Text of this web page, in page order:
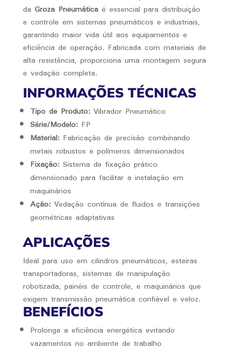
da Groza Pneumáticaé essencial para distribuição
e controle em sistemas pneumáticos e industriais,
garantindo maior vida útil aos equipamentos e
eficiência de operação. Fabricada com materiais de
alta resistência, proporciona uma montagem segura
e vedação completa.
INFORMAÇÕES TÉCNICAS
Tipo de Produto:Vibrador Pneumático
Série/Modelo:FP
Material:Fabricação de precisão combinando
metais robustos e polímeros dimensionados
Fixação:Sistema de fixação prático
dimensionado para facilitar a instalação em
maquinários
Ação:Vedação contínua de fluidos e transições
geométricas adaptativas
APLICAÇÕES
Ideal para uso em cilindros pneumáticos, esteiras
transportadoras, sistemas de manipulação
robotizada, painéis de controle, e maquinários que
exigem transmissão pneumática confiável e veloz.
BENEFÍCIOS
Prolonga a eficiência energética evitando
vazamentos no ambiente de trabalho